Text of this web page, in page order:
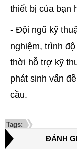
thiết bị của bạn
- Đội ngũ kỹ
nghiệm, trình
thời hỗ trợ kỹ
phát sinh vấn
cầu.
Tags:
ĐÁNH